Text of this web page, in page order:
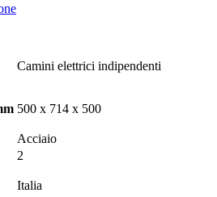
Camini elettrici indipendenti
500 x 714 x 500
Acciaio
2
Italia